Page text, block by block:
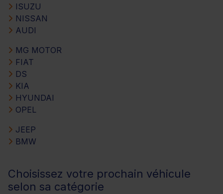
ISUZU
NISSAN
AUDI
MG MOTOR
FIAT
DS
KIA
HYUNDAI
OPEL
JEEP
BMW
Choisissez votre prochain véhicule
selon sa catégorie